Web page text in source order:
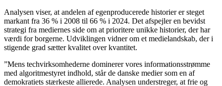
Analysen viser, at andelen af egenproducerede historier er steget
markant fra 36 % i 2008 til 66 % i 2024. Det afspejler en bevidst
strategi fra mediernes side om at prioritere unikke historier, der har
værdi for borgerne. Udviklingen vidner om et medielandskab, der i
stigende grad sætter kvalitet over kvantitet.
”Mens techvirksomhederne dominerer vores informationsstrømme
med algoritmestyret indhold, står de danske medier som en af
demokratiets stærkeste allierede. Analysen understreger, at frie og